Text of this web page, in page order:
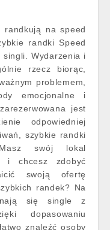
na speed
randki Speed
Wydarzenia i
rzecz biorąc,
problemem,
emocjonalne i
jest
odpowiedniej
szybkie randki
swój lokal
i chcesz zdobyć
swoją ofertę
randek? Na
się single z
dopasowaniu
znaleźć osoby